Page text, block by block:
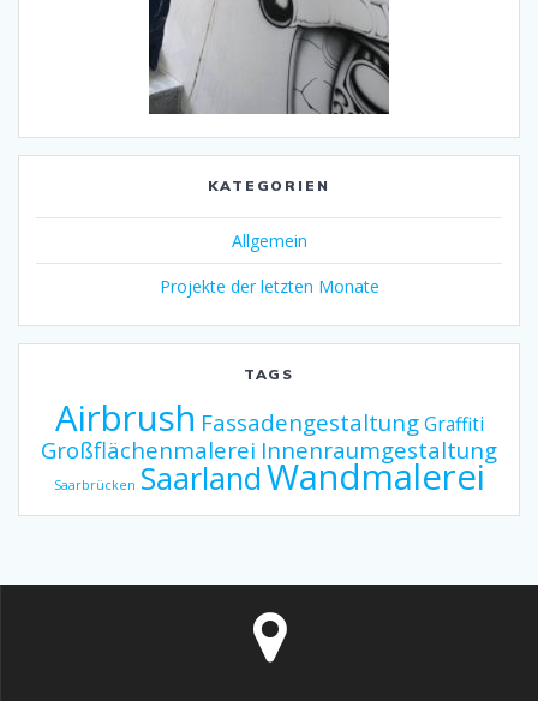
KATEGORIEN
Allgemein
Projekte der letzten Monate
TAGS
Airbrush Fassadengestaltung Graffiti
Großflächenmalerei Innenraumgestaltung
Saarbrücken SaarlandWandmalerei